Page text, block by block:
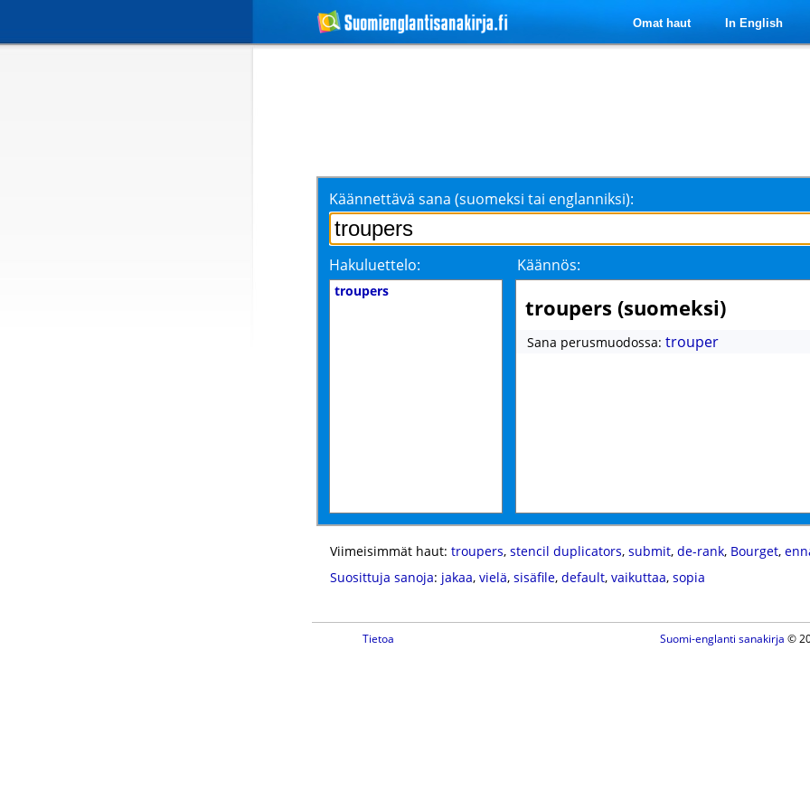
Omat haut In English
Käännettävä sana (suomeksi tai englanniksi):
Hakuluettelo: Käännös:
troupers
troupers (suomeksi)
Sana perusmuodossa: trouper
Viimeisimmät haut: troupers, stencil duplicators, submit, de-rank, Bourget,
Suosittuja sanoja: jakaa, vielä, sisäfile, default, vaikuttaa, sopia
Tietoa Suomi-englanti sanakirja ©